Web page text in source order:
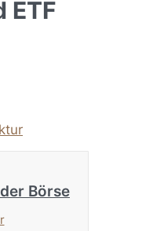
ETF
Börse